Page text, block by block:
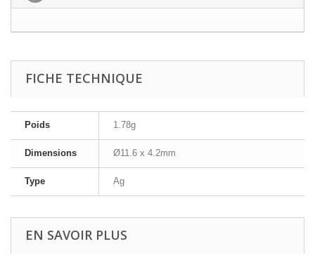
FICHE TECHNIQUE
Poids 1.78g
Dimensions Ø11.6 x 4.2mm
Type Ag
EN SAVOIR PLUS